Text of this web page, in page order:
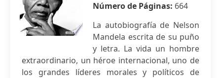
Número de Páginas: 664
La autobiografía de Nelson
Mandela escrita de su puño
y letra. La vida un hombre
extraordinario, un héroe internacional, uno de
los grandes líderes morales y políticos de